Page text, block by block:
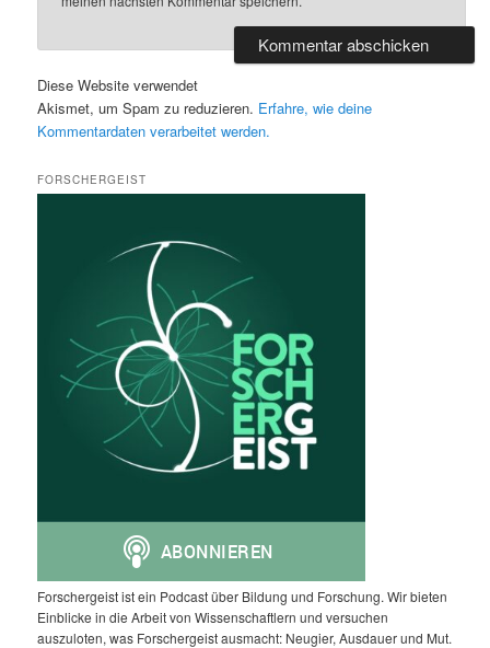
Diese Website verwendet
Akismet, um Spam zu reduzieren. Erfahre, wie deine
Kommentardaten verarbeitet werden.
FORSCHERGEIST
Forschergeist ist ein Podcast über Bildung und Forschung. Wir bieten
Einblicke in die Arbeit von Wissenschaftlern und versuchen
auszuloten, was Forschergeist ausmacht: Neugier, Ausdauer und Mut.